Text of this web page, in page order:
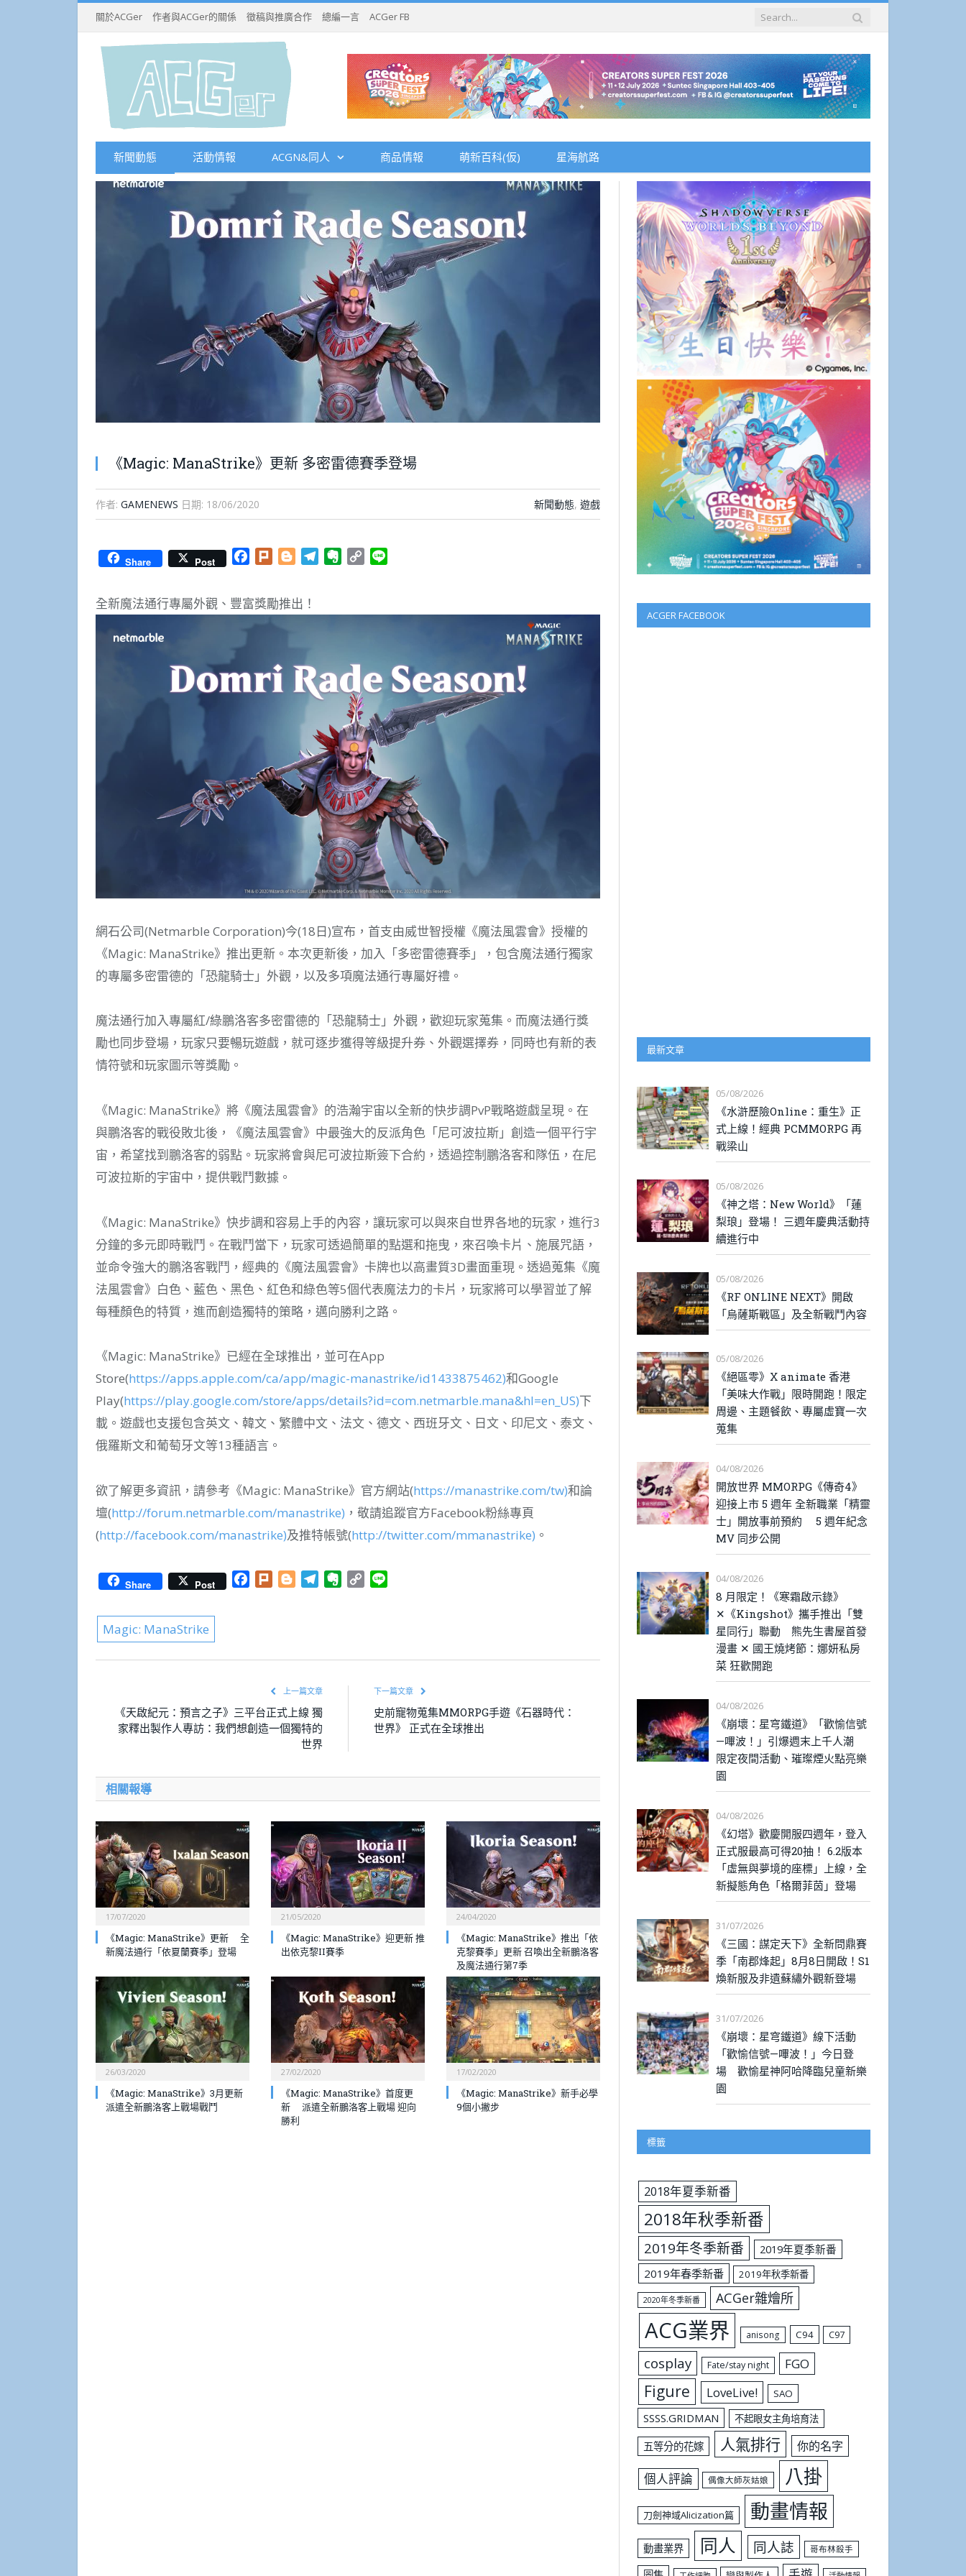
關於ACGer 作者與ACGer的關係 徵稿與推廣合作 總編一言 ACGer FB
新聞動態 活動情報 ACGN&同人 商品情報 萌新百科(仮) 星海航路
《Magic: ManaStrike》更新 多密雷德賽季登場
作者: GAMENEWS 日期: 18/06/2020 新聞動態, 遊戲
Share Post Facebook
Plurk BloggerTelegramEvernote
Copy
全新魔法通行專屬外觀、豐富獎勵推出！
網石公司(Netmarble Corporation)今(18日)宣布，首支由威世智授權《魔法風雲會》授權的
《Magic: ManaStrike》推出更新。本次更新後，加入「多密雷德賽季」，包含魔法通行獨家
的專屬多密雷德的「恐龍騎士」外觀，以及多項魔法通行專屬好禮。
魔法通行加入專屬紅/綠鵬洛客多密雷德的「恐龍騎士」外觀，歡迎玩家蒐集。而魔法通行獎
勵也同步登場，玩家只要暢玩遊戲，就可逐步獲得等級提升券、外觀選擇券，同時也有新的表
情符號和玩家圖示等獎勵。
《Magic: ManaStrike》將《魔法風雲會》的浩瀚宇宙以全新的快步調PvP戰略遊戲呈現。在
與鵬洛客的戰役敗北後，《魔法風雲會》中最強大的反派角色「尼可波拉斯」創造一個平行宇
宙，希望找到鵬洛客的弱點。玩家將會與尼可波拉斯簽下合約，透過控制鵬洛客和隊伍，在尼
可波拉斯的宇宙中，提供戰鬥數據。
《Magic: ManaStrike》快步調和容易上手的內容，讓玩家可以與來自世界各地的玩家，進行3
分鐘的多元即時戰鬥。在戰鬥當下，玩家可透過簡單的點選和拖曳，來召喚卡片、施展咒語，
並命令強大的鵬洛客戰鬥，經典的《魔法風雲會》卡牌也以高畫質3D畫面重現。透過蒐集《魔
法風雲會》白色、藍色、黑色、紅色和綠色等5個代表魔法力的卡片，玩家將可以學習並了解
每種顏色的特質，進而創造獨特的策略，邁向勝利之路。
《Magic: ManaStrike》已經在全球推出，並可在App
Store(https://apps.apple.com/ca/app/magic-manastrike/id1433875462)和Google
Play(https://play.google.com/store/apps/details?id=com.netmarble.mana&hl=en_US)下
載。遊戲也支援包含英文、韓文、繁體中文、法文、德文、西班牙文、日文、印尼文、泰文、
俄羅斯文和葡萄牙文等13種語言。
欲了解更多資訊，請參考《Magic: ManaStrike》官方網站(https://manastrike.com/tw)和論
壇(http://forum.netmarble.com/manastrike) ，敬請追蹤官方Facebook粉絲專頁
(http://facebook.com/manastrike)及推特帳號(http://twitter.com/mmanastrike) 。
Share Post Facebook
Plurk BloggerTelegramEvernote
Copy
Magic: ManaStrike
上一篇文章
《天啟紀元：預言之子》三平台正式上線 獨
家釋出製作人專訪：我們想創造一個獨特的
世界
下一篇文章
史前寵物蒐集MMORPG手遊《石器時代：
世界》 正式在全球推出
相關報導
17/07/2020
《Magic: ManaStrike》更新 全
新魔法通行「依夏蘭賽季」登場
21/05/2020
《Magic: ManaStrike》迎更新 推
出依克黎II賽季
24/04/2020
《Magic: ManaStrike》推出「依
克黎賽季」更新 召喚出全新鵬洛客
及魔法通行第7季
26/03/2020
《Magic: ManaStrike》3月更新
派遣全新鵬洛客上戰場戰鬥
27/02/2020
《Magic: ManaStrike》首度更
新 派遣全新鵬洛客上戰場 迎向
勝利
17/02/2020
《Magic: ManaStrike》新手必學
9個小撇步
ACGER FACEBOOK
最新文章
05/08/2026
《水滸歷險Online：重生》正
式上線！經典 PCMMORPG 再
戰梁山
05/08/2026
《神之塔：New World》「蓮
梨琅」登場！ 三週年慶典活動持
續進行中
05/08/2026
《RF ONLINE NEXT》開啟
「烏薩斯戰區」及全新戰鬥內容
05/08/2026
《絕區零》X animate 香港
「美味大作戰」限時開跑！限定
周邊、主題餐飲、專屬虛寶一次
蒐集
04/08/2026
開放世界 MMORPG《傳奇4》
迎接上市 5 週年 全新職業「精靈
士」開放事前預約 5 週年紀念
MV 同步公開
04/08/2026
8 月限定！《寒霜啟示錄》
✕《Kingshot》攜手推出「雙
星同行」聯動 熊先生書屋首發
漫畫 ✕ 國王燒烤節：娜妍私房
菜 狂歡開跑
04/08/2026
《崩壞：星穹鐵道》「歡愉信號
—嗶波！」引爆週末上千人潮
限定夜間活動、璀璨煙火點亮樂
園
04/08/2026
《幻塔》歡慶開服四週年，登入
正式服最高可得20抽！ 6.2版本
「虛無與夢境的座標」上線，全
新擬態角色「格爾菲茵」登場
31/07/2026
《三國：謀定天下》全新問鼎賽
季「南郡烽起」8月8日開啟！S1
煥新服及非遺蘇繡外觀新登場
31/07/2026
《崩壞：星穹鐵道》線下活動
「歡愉信號—嗶波！」今日登
場 歡愉星神阿哈降臨兒童新樂
園
標籤
2018年夏季新番
2018年秋季新番
2019年冬季新番
2019年夏季新番
2019年春季新番
2019年秋季新番
2020年冬季新番 ACGer雜燴所
ACG業界 anisong C94 C97
cosplay Fate/stay night FGO
Figure LoveLive! SAO
SSSS.GRIDMAN 不起眼女主角培育法
五等分的花嫁 人氣排行 你的名字
個人評論 偶像大師灰姑娘 八掛
刀劍神域Alicization篇 動畫情報
動畫業界 同人 同人誌 哥布林殺手